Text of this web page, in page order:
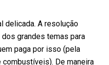
delicada. A resolução
grandes temas para
paga por isso (pela
De maneira